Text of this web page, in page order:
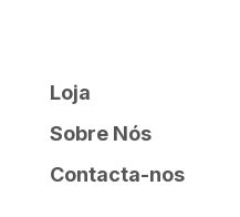
Loja
Sobre Nós
Contacta-nos